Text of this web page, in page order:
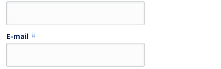
E-mail